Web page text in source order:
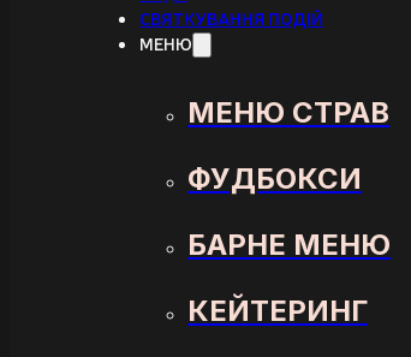
СВЯТКУВАННЯ ПОДІЙ
МЕНЮ
МЕНЮ СТРАВ
ФУДБОКСИ
БАРНЕ МЕНЮ
КЕЙТЕРИНГ